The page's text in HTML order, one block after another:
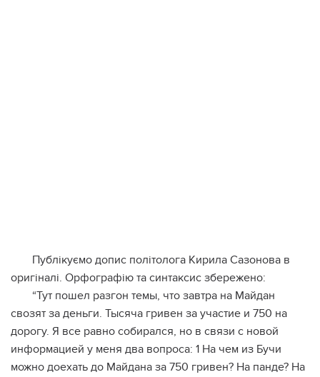
Публікуємо допис політолога Кирила Сазонова в
оригіналі. Орфографію та синтаксис збережено:
“Тут пошел разгон темы, что завтра на Майдан
свозят за деньги. Тысяча гривен за участие и 750 на
дорогу. Я все равно собирался, но в связи с новой
информацией у меня два вопроса: 1 На чем из Бучи
можно доехать до Майдана за 750 гривен? На панде? На